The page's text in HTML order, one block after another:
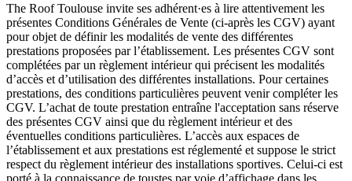
The Roof Toulouse invite ses adhérent·es à lire attentivement les
présentes Conditions Générales de Vente (ci-après les CGV) ayant
pour objet de définir les modalités de vente des différentes
prestations proposées par l’établissement. Les présentes CGV sont
complétées par un règlement intérieur qui précisent les modalités
d’accès et d’utilisation des différentes installations. Pour certaines
prestations, des conditions particulières peuvent venir compléter les
CGV. L’achat de toute prestation entraîne l'acceptation sans réserve
des présentes CGV ainsi que du règlement intérieur et des
éventuelles conditions particulières. L’accès aux espaces de
l’établissement et aux prestations est réglementé et suppose le strict
respect du règlement intérieur des installations sportives. Celui-ci est
porté à la connaissance de toustes par voie d’affichage dans les